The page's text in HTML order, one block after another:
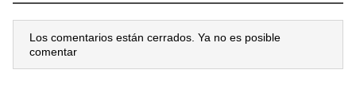
Los comentarios están cerrados. Ya no es posible
comentar